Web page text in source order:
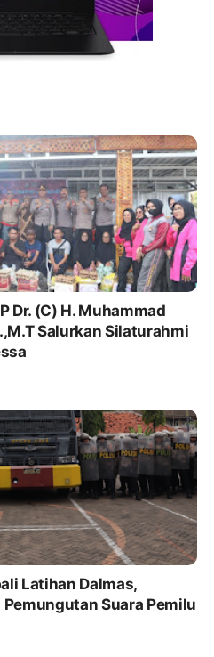
Dr. (C) H. Muhammad
Salurkan Silaturahmi
Latihan Dalmas,
Suara Pemilu